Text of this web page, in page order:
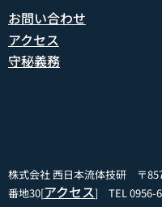
お問い合わせ
アクセス
守秘義務
株式会社 西日本流体技研 〒
番地30[アクセス] TEL 0956-